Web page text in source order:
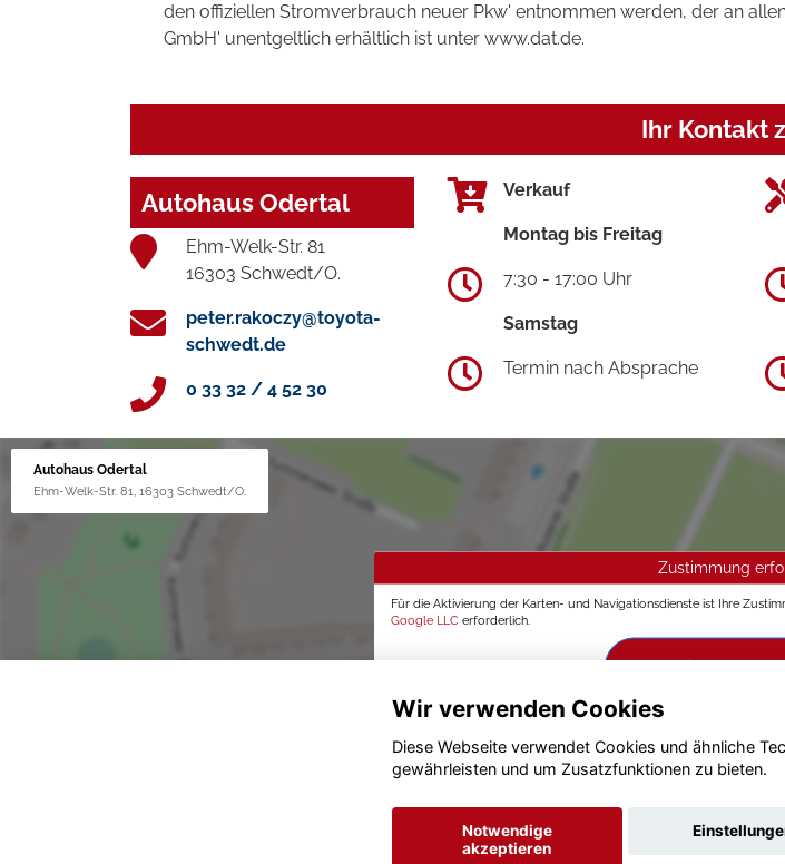
den offiziellen Stromverbrauch neuer Pkw' entnommen werden, der an
GmbH' unentgeltlich erhältlich ist unter www.dat.de.
Ihr Kontakt
Autohaus Odertal
Ehm-Welk-Str. 81
16303 Schwedt/O.
peter.rakoczy@toyota-
schwedt.de
0 33 32 / 4 52 30
Verkauf
Montag bis Freitag
7:30 - 17:00 Uhr
Samstag
Termin nach Absprache
Autohaus Odertal
Ehm-Welk-Str. 81, 16303 Schwedt/O.
Zustimmung
Für die Aktivierung der Karten- und Navigationsdienste ist Ihre
Google LLC erforderlich.
Wir verwenden Cookies
Diese Webseite verwendet Cookies und ähnliche
gewährleisten und um Zusatzfunktionen zu bieten.
Notwendige
akzeptieren